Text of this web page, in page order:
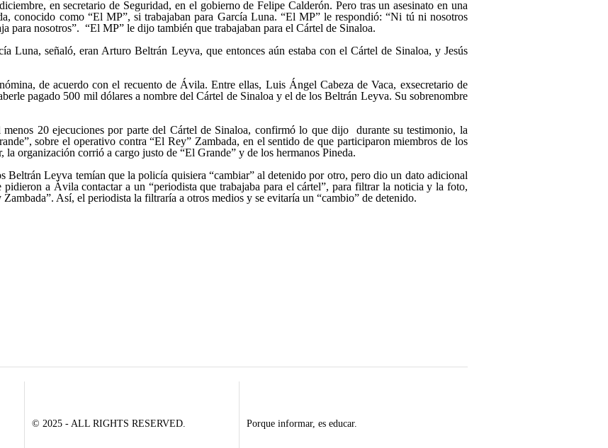
en secretario de Seguridad, en el gobierno de Felipe Calderón. Pero tras un asesinato en una
conocido como “El MP”, si trabajaban para García Luna. “El MP” le respondió: “Ni tú ni nosotros
para nosotros”. “El MP” le dijo también que trabajaban para el Cártel de Sinaloa.
Luna, señaló, eran Arturo Beltrán Leyva, que entonces aún estaba con el Cártel de Sinaloa, y Jesús
de acuerdo con el recuento de Ávila. Entre ellas, Luis Ángel Cabeza de Vaca, exsecretario de
pagado 500 mil dólares a nombre del Cártel de Sinaloa y el de los Beltrán Leyva. Su sobrenombre
20 ejecuciones por parte del Cártel de Sinaloa, confirmó lo que dijo durante su testimonio, la
sobre el operativo contra “El Rey” Zambada, en el sentido de que participaron miembros de los
organización corrió a cargo justo de “El Grande” y de los hermanos Pineda.
Beltrán Leyva temían que la policía quisiera “cambiar” al detenido por otro, pero dio un dato adicional
a Ávila contactar a un “periodista que trabajaba para el cártel”, para filtrar la noticia y la foto,
Así, el periodista la filtraría a otros medios y se evitaría un “cambio” de detenido.
© 2025 - ALL RIGHTS RESERVED. Porque informar, es educar.